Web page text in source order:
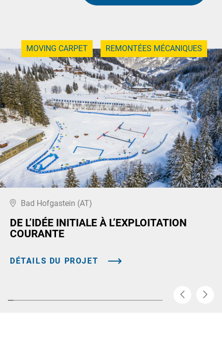
MOVING CARPET REMONTÉES MÉCANIQUES
Bad Hofgastein (AT)
DE L’IDÉE INITIALE À L’EXPLOITATION
COURANTE
DÉTAILS DU PROJET